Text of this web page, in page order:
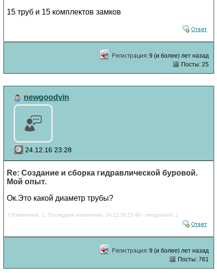
15 труб и 15 комплектов замков
9 (и более) лет назад
Посты: 25
newgoodvin
24.12.16 23:28
Re: Создание и сборка гидравлической буровой.
Мой опыт.
Ок.Это какой диаметр трубы?
[ Изменения: 1. Последнее изменение: 24.12.16 23:46 - newgoodvin. ]
9 (и более) лет назад
Посты: 761